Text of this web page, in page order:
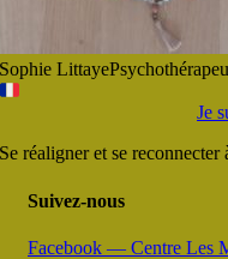
Sophie Littaye
Je
Se réaligner et se
Suivez-nous
Facebook — Centre Les